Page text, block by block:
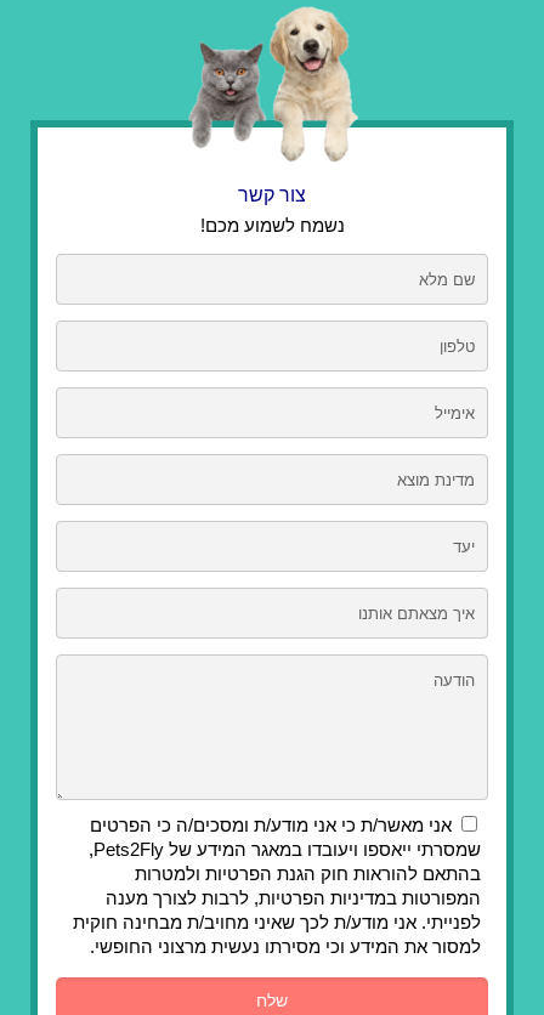
צור קשר
נשמח לשמוע מכם!
אני מאשר/ת כי אני מודע/ת ומסכים/ה כי הפרטים
שמסרתי ייאספו ויעובדו במאגר המידע של Pets2Fly,
בהתאם להוראות חוק הגנת הפרטיות ולמטרות
המפורטות במדיניות הפרטיות, לרבות לצורך מענה
לפנייתי. אני מודע/ת לכך שאיני מחויב/ת מבחינה חוקית
למסור את המידע וכי מסירתו נעשית מרצוני החופשי.